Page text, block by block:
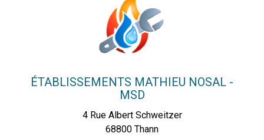
ÉTABLISSEMENTS MATHIEU NOSAL -
MSD
4 Rue Albert Schweitzer
68800 Thann